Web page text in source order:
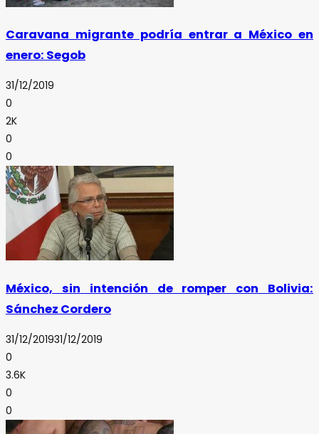
Caravana migrante podría entrar a México en
enero: Segob
31/12/2019
0
2K
0
0
México, sin intención de romper con Bolivia:
Sánchez Cordero
31/12/201931/12/2019
0
3.6K
0
0